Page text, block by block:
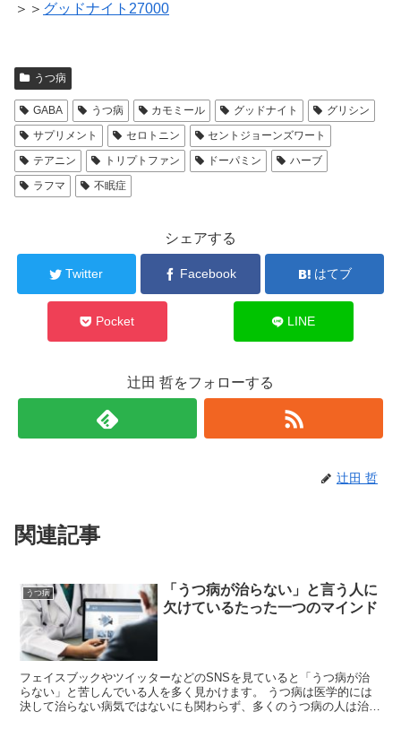
＞＞ グッドナイト27000
うつ病
GABA うつ病 カモミール グッドナイト
グリシン
サプリメント
セロトニン
セントジョーンズワート
テアニン
トリプトファン ドーパミン
ハーブ
ラフマ
不眠症
シェアする
Twitter Facebook はてブ
Pocket LINE
辻田 哲をフォローする
辻田 哲
関連記事
うつ病
「うつ病が治らない」と言う人に
欠けているたった一つのマインド
フェイスブックやツイッターなどのSNSを見ていると「うつ病が治
らない」と苦しんでいる人を多く見かけます。 うつ病は医学的には
決して治らない病気ではないにも関わらず、多くのうつ病の人は治す